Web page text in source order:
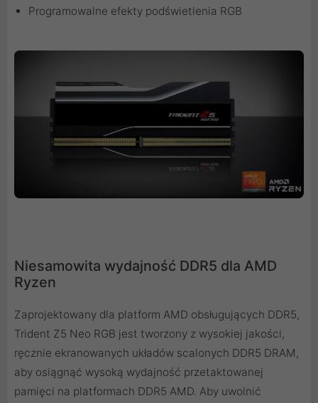
Programowalne efekty podświetlenia RGB
Niesamowita wydajność DDR5 dla AMD
Ryzen
Zaprojektowany dla platform AMD obsługujących DDR5,
Trident Z5 Neo RGB jest tworzony z wysokiej jakości,
ręcznie ekranowanych układów scalonych DDR5 DRAM,
aby osiągnąć wysoką wydajność przetaktowanej
pamięci na platformach DDR5 AMD. Aby uwolnić